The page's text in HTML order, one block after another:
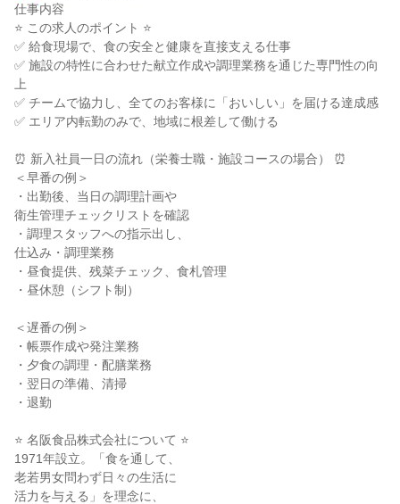
仕事内容
⭐ この求人のポイント ⭐
✅ 給食現場で、食の安全と健康を直接支える仕事
✅ 施設の特性に合わせた献立作成や調理業務を通じた専門性の向
上
✅ チームで協力し、全てのお客様に「おいしい」を届ける達成感
✅ エリア内転勤のみで、地域に根差して働ける
⏰ 新入社員一日の流れ（栄養士職・施設コースの場合） ⏰
＜早番の例＞
・出勤後、当日の調理計画や
衛生管理チェックリストを確認
・調理スタッフへの指示出し、
仕込み・調理業務
・昼食提供、残菜チェック、食札管理
・昼休憩（シフト制）
＜遅番の例＞
・帳票作成や発注業務
・夕食の調理・配膳業務
・翌日の準備、清掃
・退勤
⭐ 名阪食品株式会社について ⭐
1971年設立。「食を通して、
老若男女問わず日々の生活に
活力を与える」を理念に、